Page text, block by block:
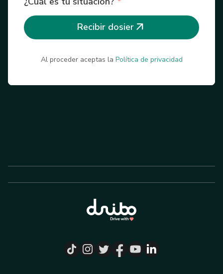
Recibir dosier arrow_outward
Al proceder aceptas la Política de privacidad